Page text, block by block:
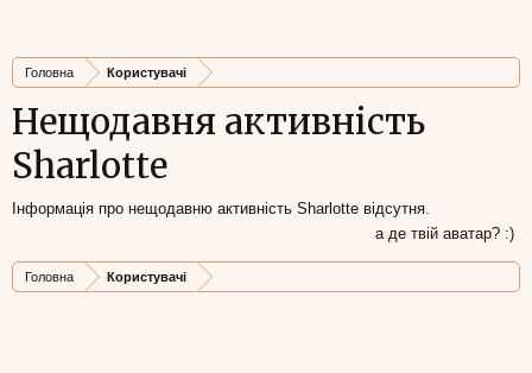
Головна Користувачі
Нещодавня активність
Sharlotte
Інформація про нещодавню активність Sharlotte відсутня.
а де твій аватар? :)
Головна Користувачі